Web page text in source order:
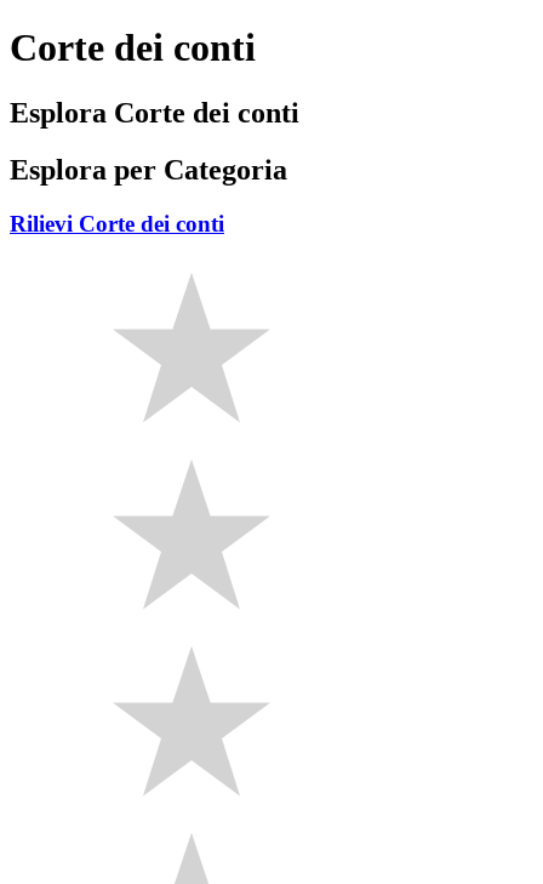
Corte dei conti
Esplora Corte dei conti
Esplora per Categoria
Rilievi Corte dei conti